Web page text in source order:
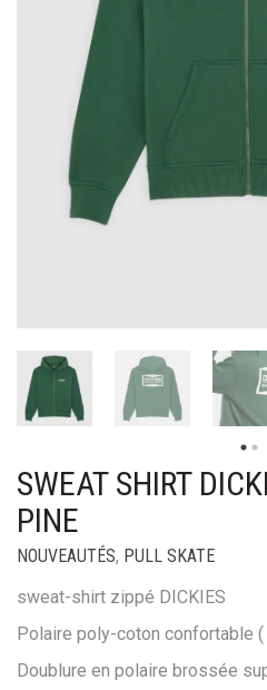
SWEAT SHIRT
PINE
NOUVEAUTÉS, PULL SKATE
sweat-shirt zippé DICKIES
Polaire poly-coton confortable
Doublure en polaire brossée